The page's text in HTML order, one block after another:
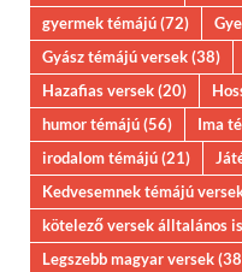
gyermek témájú(72)
Gyász témájú versek(38)
Hazafias versek(20)
humor témájú(56) Ima
irodalom témájú(21)
Kedvesemnek témájú
kötelező versek álltalános
Legszebb magyar versek